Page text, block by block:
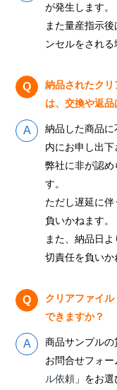
が発生します。
また量産指示
ンセルをされる
納品されたク
は、交換や返品
納品した商品
内にお申し出下
弊社に非が認め
す。
ただし遅延に
負いかねます。
また、納品日
切責任を負いか
クリアファイ
できますか？
商品サンプルの
お問合せフォ
ル依頼 」をお